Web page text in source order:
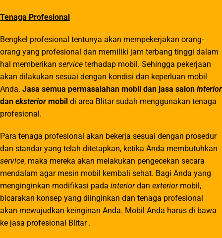
Tenaga Profesional
Bengkel profesional tentunya akan mempekerjakan orang-
orang yang profesional dan memiliki jam terbang tinggi dalam
hal memberikan service terhadap mobil. Sehingga pekerjaan
akan dilakukan sesuai dengan kondisi dan keperluan mobil
Anda. Jasa semua permasalahan mobil dan jasa salon interior
dan eksterior mobil di area Blitar sudah menggunakan tenaga
profesional.
Para tenaga profesional akan bekerja sesuai dengan prosedur
dan standar yang telah ditetapkan, ketika Anda membutuhkan
service, maka mereka akan melakukan pengecekan secara
mendalam agar mesin mobil kembali sehat. Bagi Anda yang
menginginkan modifikasi pada interiordan exterior mobil,
bicarakan konsep yang diinginkan dan tenaga profesional
akan mewujudkan keinginan Anda. Mobil Anda harus di bawa
ke jasa profesional Blitar .